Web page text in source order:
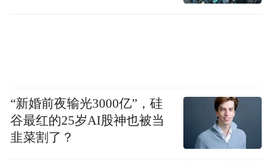
“新婚前夜输光3000亿”，硅
谷最红的25岁AI股神也被当
韭菜割了？